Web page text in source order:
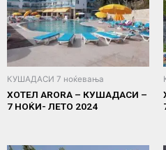
КУШАДАСИ 7 ноќевања
ХОТЕЛ ARORA – КУШАДАСИ –
7 НОЌИ- ЛЕТО 2024